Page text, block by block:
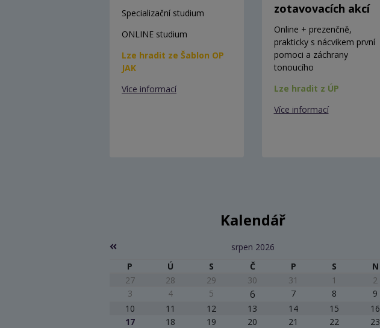
Specializační studium
ONLINE studium
Lze hradit ze Šablon OP
JAK
Více informací
zotavovacích akcí
Online + prezenčně,
prakticky s nácvikem první
pomoci a záchrany
tonoucího
Lze hradit z ÚP
Více informací
Kalendář
srpen 2026
P
Ú S Č P S
N
27
28 29 30 31 1
2
3
4 5 6 7 8
9
10
11 12 13 14 15
16
17
18 19 20 21 22
23